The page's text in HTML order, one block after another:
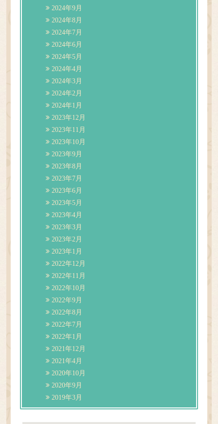
2024年9月
2024年8月
2024年7月
2024年6月
2024年5月
2024年4月
2024年3月
2024年2月
2024年1月
2023年12月
2023年11月
2023年10月
2023年9月
2023年8月
2023年7月
2023年6月
2023年5月
2023年4月
2023年3月
2023年2月
2023年1月
2022年12月
2022年11月
2022年10月
2022年9月
2022年8月
2022年7月
2022年1月
2021年12月
2021年4月
2020年10月
2020年9月
2019年3月